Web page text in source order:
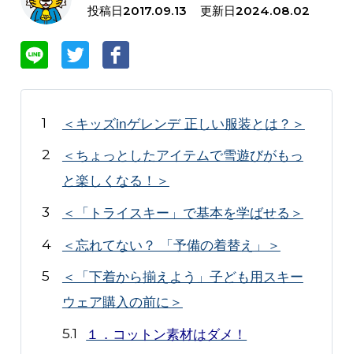
投稿日2017.09.13 更新日2024.08.02
＜キッズinゲレンデ 正しい服装とは？＞
＜ちょっとしたアイテムで雪遊びがもっ
と楽しくなる！＞
＜「トライスキー」で基本を学ばせる＞
＜忘れてない？ 「予備の着替え」＞
＜「下着から揃えよう」子ども用スキー
ウェア購入の前に＞
１．コットン素材はダメ！